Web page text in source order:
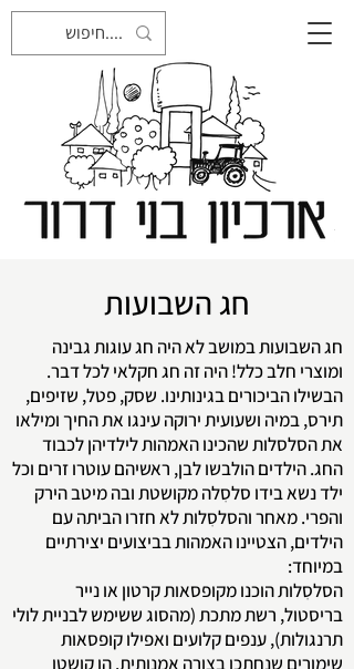
חג השבועות
חג השבועות במושב לא היה חג עוגות גבינה
ומוצרי חלב כלל! היה זה חג חקלאי לכל דבר.
הבשילו הביכורים בגינותינו. שסק, פטל, שזיפים,
תירס, במיה ושעועית ירוקה עינגו את החיך ומילאו
את הסלסלות שהכינו האמהות לילדיהן לכבוד
החג. הילדים הולבשו לבן, ראשיהם עוטרו זרים וכל
ילד נשא בידו סלסִלה מקושטת ובה מיטב הירק
והפרי. מאחר והסלסִלות לא חזרו הביתה עם
הילדים, הצטיינו האמהות בביצועים יצירתיים
במיוחד:
הסלסִלות הוכנו מקופסאות קרטון או נייר
בריסטול, רשת מתכת (מהסוג ששימש לבניית לולי
תרנגולות), ענפים קלועים ואפילו קופסאות
שימורים שנחתכו בצורה אמנותית. הן קושטו